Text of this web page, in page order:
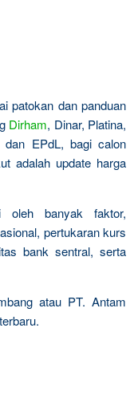
patokan dan panduan
Dirham, Dinar, Platina,
EPdL, bagi calon
adalah update harga
oleh banyak faktor,
pertukaran kurs
bank sentral, serta
atau PT. Antam